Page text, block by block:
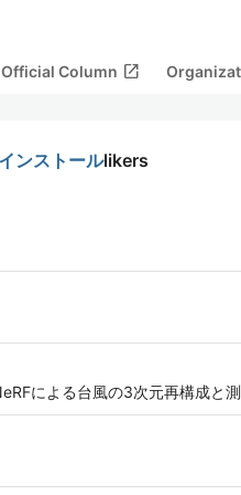
Official Column open_in_new
ンストールlikers
による台風の3次元再構成と